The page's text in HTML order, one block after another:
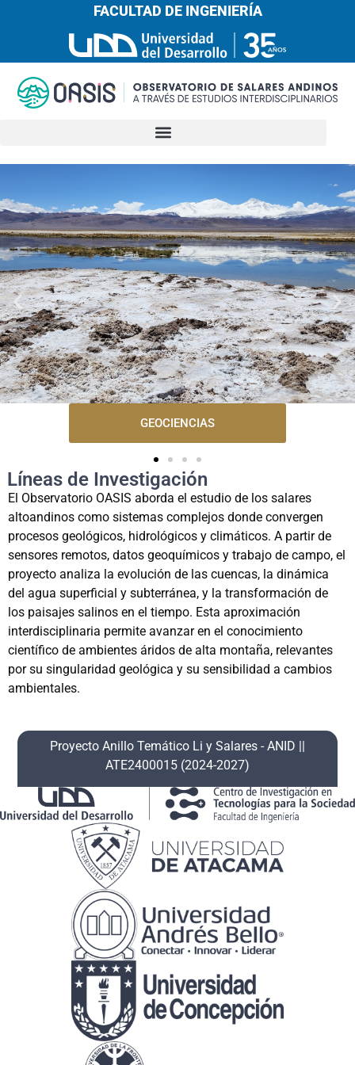
FACULTAD DE INGENIERÍA
GEOCIENCIAS
Líneas de Investigación
El Observatorio OASIS aborda el estudio de los salares
altoandinos como sistemas complejos donde convergen
procesos geológicos, hidrológicos y climáticos. A partir de
sensores remotos, datos geoquímicos y trabajo de campo, el
proyecto analiza la evolución de las cuencas, la dinámica
del agua superficial y subterránea, y la transformación de
los paisajes salinos en el tiempo. Esta aproximación
interdisciplinaria permite avanzar en el conocimiento
científico de ambientes áridos de alta montaña, relevantes
por su singularidad geológica y su sensibilidad a cambios
ambientales.
Proyecto Anillo Temático Li y Salares ​- ANID​ ||
ATE2400015 (2024-2027)